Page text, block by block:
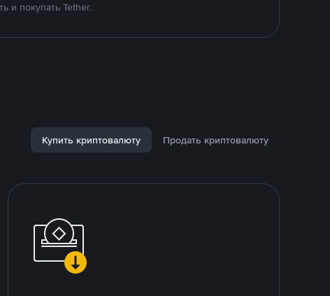
и покупать Tether.
Купить криптовалюту Продать криптовалюту